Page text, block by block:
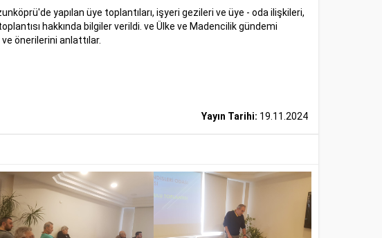
yapılan üye toplantıları, işyeri gezileri ve üye - oda ilişkileri,
hakkında bilgiler verildi. ve Ülke ve Madencilik gündemi
ve önerilerini anlattılar.
Yayın Tarihi: 19.11.2024